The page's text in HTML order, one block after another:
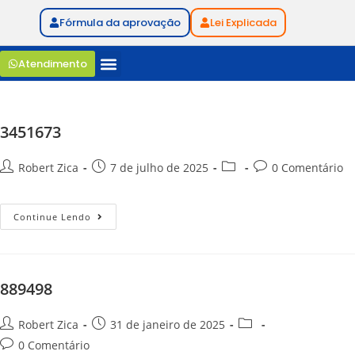
Fórmula da aprovação Lei Explicada
Atendimento
3451673
Robert Zica 7 de julho de 2025 0 Comentário
Continue Lendo
889498
Robert Zica
31 de janeiro de 2025
0 Comentário